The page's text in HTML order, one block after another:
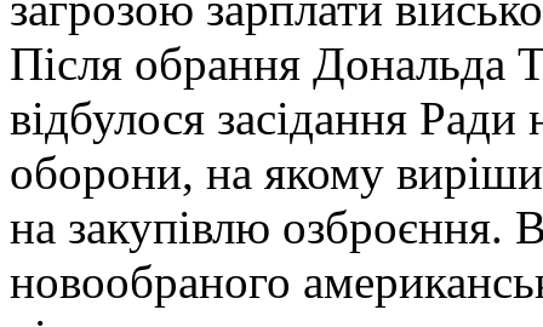
Після обрання
відбулося засідання Ради
оборони, на якому
на закупівлю озброєння.
новообраного